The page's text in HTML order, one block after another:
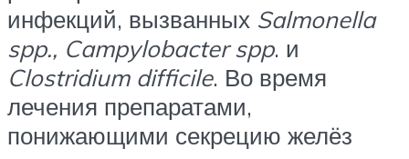
инфекций, вызванных Salmonella
spp., Campylobacter spp. и
Clostridium difficile. Во время
лечения препаратами,
понижающими секрецию желёз